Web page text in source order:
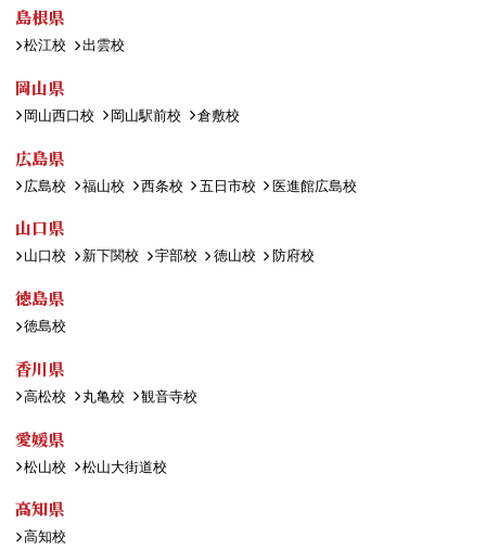
島根県
松江校 出雲校
岡山県
岡山西口校 岡山駅前校 倉敷校
広島県
広島校 福山校 西条校 五日市校 医進館広島校
山口県
山口校 新下関校 宇部校 徳山校 防府校
徳島県
徳島校
香川県
高松校 丸亀校 観音寺校
愛媛県
松山校 松山大街道校
高知県
高知校